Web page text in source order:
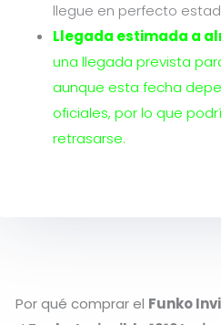
llegue en perfecto
Llegada estimada a
una llegada prevista
aunque esta fecha
oficiales, por lo que
retrasarse.
Por qué comprar el Funko